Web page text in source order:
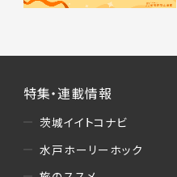
特集・連載情報
茨城イイトコナビ
水戸ホーリーホック